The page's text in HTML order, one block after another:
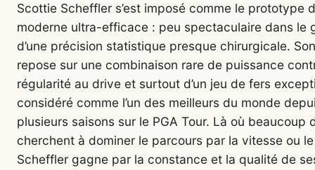
Scottie Scheffler s’est imposé comme le prototype
moderne ultra-efficace : peu spectaculaire dans le
d’une précision statistique presque chirurgicale.
repose sur une combinaison rare de puissance
régularité au drive et surtout d’un jeu de fers
considéré comme l’un des meilleurs du monde
plusieurs saisons sur le PGA Tour. Là où beaucoup
cherchent à dominer le parcours par la vitesse ou
Scheffler gagne par la constance et la qualité de